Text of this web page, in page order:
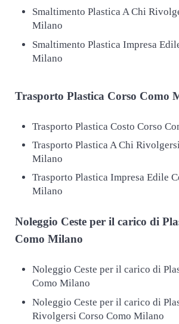
Smaltimento Plastica A Chi
Milano
Smaltimento Plastica Impresa
Milano
Trasporto Plastica Corso Como
Trasporto Plastica Costo Corso
Trasporto Plastica A Chi
Milano
Trasporto Plastica Impresa Edile
Milano
Noleggio Ceste per il carico di
Como Milano
Noleggio Ceste per il carico di
Como Milano
Noleggio Ceste per il carico di
Rivolgersi Corso Como Milano